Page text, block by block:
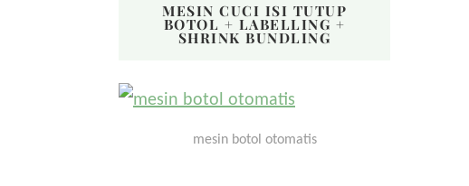
MESIN CUCI ISI TUTUP
BOTOL + LABELLING +
SHRINK BUNDLING
mesin botol otomatis